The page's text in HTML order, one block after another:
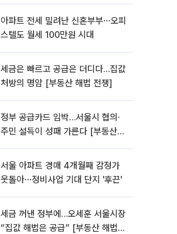
아파트 전세 밀려난 신혼부부⋯오피
스텔도 월세 100만원 시대
세금은 빠르고 공급은 더디다…집값
처방의 명암 [부동산 해법 전쟁]
정부 공급카드 임박…서울시 협의·
주민 설득이 성패 가른다 [부동산
서울 아파트 경매 4개월째 감정가
웃돌아⋯정비사업 기대 단지 '후끈'
세금 꺼낸 정부에…오세훈 서울시장
“집값 해법은 공급” [부동산 해법